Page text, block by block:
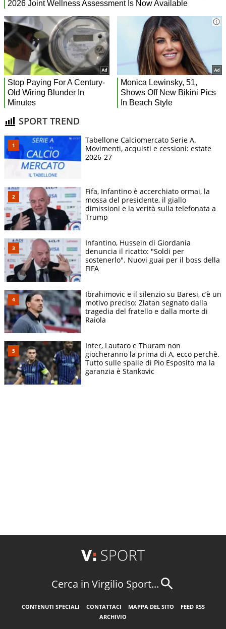
SPORT TREND
Tabellone Calciomercato Serie A.
Movimenti, acquisti e cessioni: estate
2026-27
Fifa, Infantino è accerchiato ormai, la
mossa del presidente, il giallo
dimissioni e la verità sulla telefonata a
Trump
Infantino, Hussein di Giordania
denuncia il ricatto: "Soldi per
sostenerlo". Nuovi guai per il boss della
FIFA
Ibrahimovic e il silenzio su Baresi, c’è un
motivo preciso: Zlatan segnato dalla
tragedia del fratello e dalla morte di
Raiola
Inter, Lautaro e Thuram non
giocheranno la prima di A, ecco perchè.
Tutto sulle spalle di Pio Esposito ma la
garanzia è Stankovic
Cerca in Virgilio Sport...
CONTENUTI SPECIALI CONTATTACI MAPPA DEL SITO
FEED RSS
ARCHIVIO